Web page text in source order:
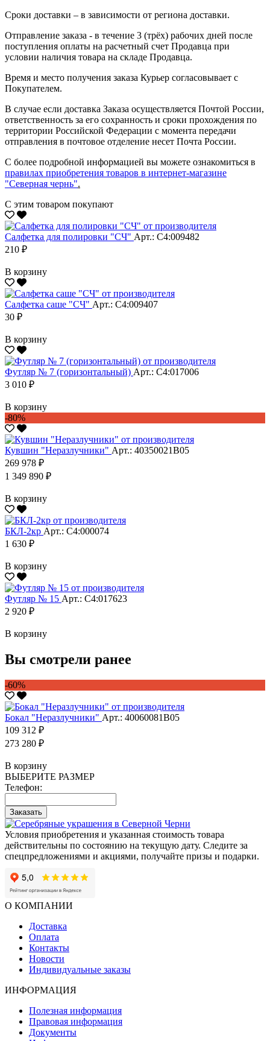
Сроки доставки – в зависимости от региона доставки.
Отправление заказа - в течение 3 (трёх) рабочих дней после
поступления оплаты на расчетный счет Продавца при
условии наличия товара на складе Продавца.
Время и место получения заказа Курьер согласовывает с
Покупателем.
В случае если доставка Заказа осуществляется Почтой России,
ответственность за его сохранность и сроки прохождения по
территории Российской Федерации с момента передачи
отправления в почтовое отделение несет Почта России.
С более подробной информацией вы можете ознакомиться в
правилах приобретения товаров в интернет-магазине
"Северная чернь".
С этим товаром покупают
Салфетка для полировки "CЧ" Арт.: С4:009482
210 ₽
В корзину
Салфетка саше "CЧ" Арт.: С4:009407
30 ₽
В корзину
Футляр № 7 (горизонтальный) Арт.: С4:017006
3 010 ₽
В корзину
-80%
Кувшин "Неразлучники" Арт.: 40350021В05
269 978 ₽
1 349 890 ₽
В корзину
БКЛ-2кр Арт.: С4:000074
1 630 ₽
В корзину
Футляр № 15 Арт.: С4:017623
2 920 ₽
В корзину
Вы смотрели ранее
-60%
Бокал "Неразлучники" Арт.: 40060081В05
109 312 ₽
273 280 ₽
В корзину
ВЫБЕРИТЕ РАЗМЕР
Телефон:
Заказать
Условия приобретения и указанная стоимость товара
действительны по состоянию на текущую дату. Следите за
спецпредложениями и акциями, получайте призы и подарки.
О КОМПАНИИ
Доставка
Оплата
Контакты
Новости
Индивидуальные заказы
ИНФОРМАЦИЯ
Полезная информация
Правовая информация
Документы